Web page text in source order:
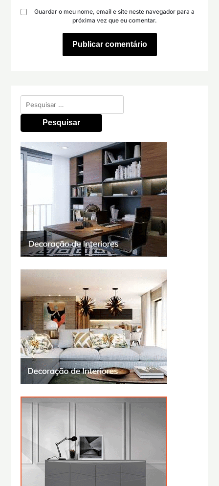
Guardar o meu nome, email e site neste navegador para a
próxima vez que eu comentar.
Pesquisar
por: